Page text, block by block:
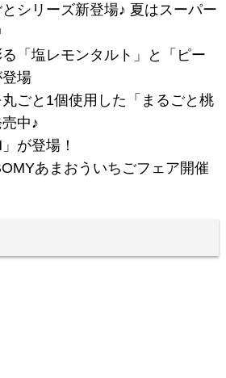
とシリーズ新登場♪ 夏はスーパー
る「塩レモンタルト」と「ピー
場
丸ごと1個使用した「まるごと桃
中♪
が登場！
あまおういちごフェア開催